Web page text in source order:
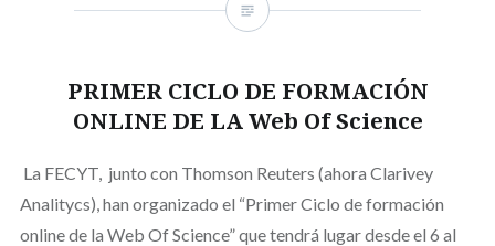
PRIMER CICLO DE FORMACIÓN
ONLINE DE LA Web Of Science
La FECYT, junto con Thomson Reuters (ahora Clarivey
Analitycs), han organizado el “Primer Ciclo de formación
online de la Web Of Science” que tendrá lugar desde el 6 al